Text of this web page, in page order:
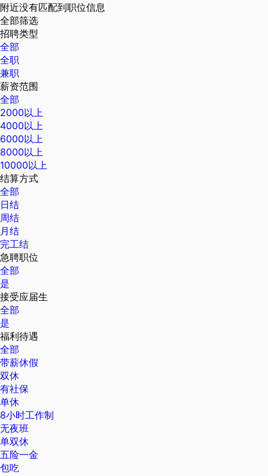
附近没有匹配到职位信息
全部筛选
招聘类型
全部
全职
兼职
薪资范围
全部
2000以上
4000以上
6000以上
8000以上
10000以上
结算方式
全部
日结
周结
月结
完工结
急聘职位
全部
是
接受应届生
全部
是
福利待遇
全部
带薪休假
双休
有社保
单休
8小时工作制
无夜班
单双休
五险一金
包吃